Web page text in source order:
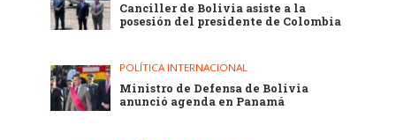
Canciller de Bolivia asiste a la
posesión del presidente de Colombia
POLÍTICA INTERNACIONAL
Ministro de Defensa de Bolivia
anunció agenda en Panamá